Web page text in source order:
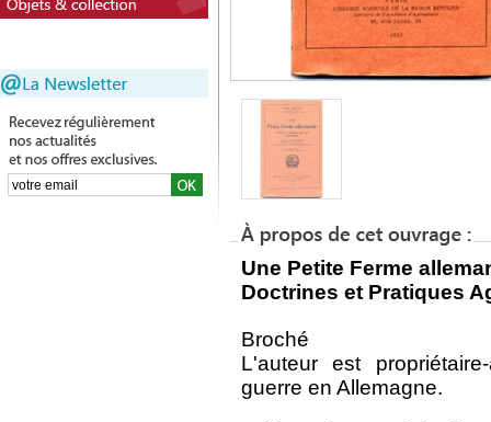
Une Petite Ferme
Doctrines et Pratiques
Broché
L'auteur est
guerre en Allemagne.